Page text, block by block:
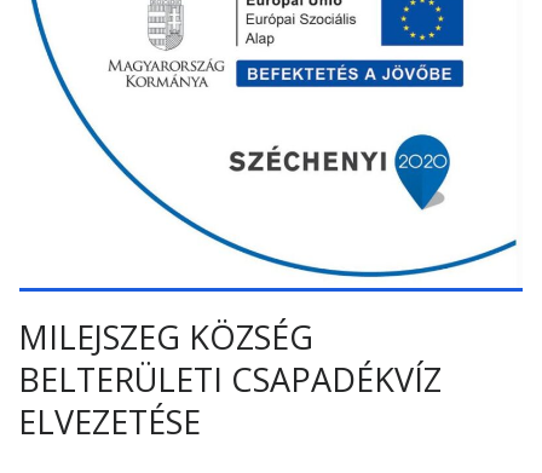
MILEJSZEG KÖZSÉG
BELTERÜLETI CSAPADÉKVÍZ
ELVEZETÉSE